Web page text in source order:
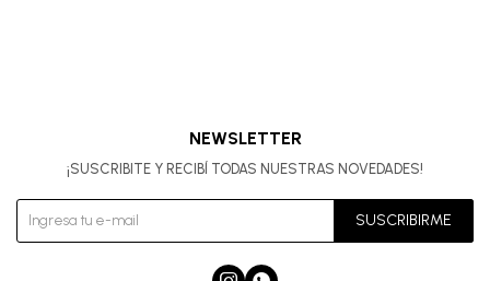
NEWSLETTER
¡SUSCRIBITE Y RECIBÍ TODAS NUESTRAS NOVEDADES!
SUSCRIBIRME